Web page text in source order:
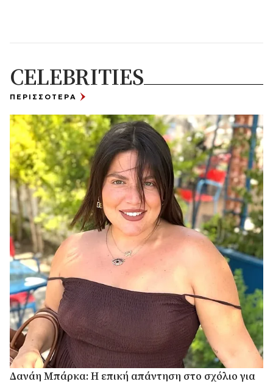
CELEBRITIES
ΠΕΡΙΣΣΟΤΕΡΑ
Δανάη Μπάρκα: Η επική απάντηση στο σχόλιο για